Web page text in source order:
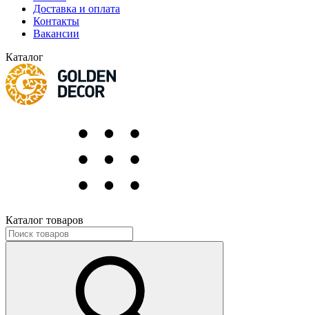
Доставка и оплата
Контакты
Вакансии
Каталог
Каталог товаров